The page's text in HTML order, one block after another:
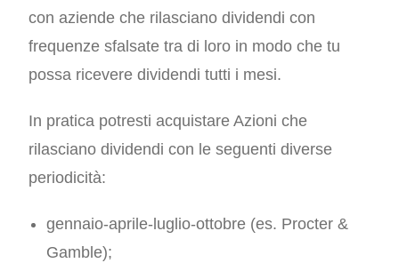
con aziende che rilasciano dividendi con
frequenze sfalsate tra di loro in modo che tu
possa ricevere dividendi tutti i mesi.
In pratica potresti acquistare Azioni che
rilasciano dividendi con le seguenti diverse
periodicità:
gennaio-aprile-luglio-ottobre (es. Procter &
Gamble);